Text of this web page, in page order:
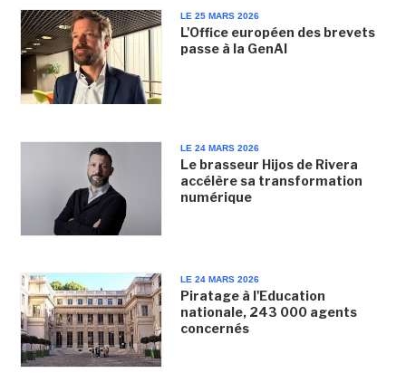
LE 25 MARS 2026
L'Office européen des brevets
passe à la GenAI
LE 24 MARS 2026
Le brasseur Hijos de Rivera
accélère sa transformation
numérique
LE 24 MARS 2026
Piratage à l'Education
nationale, 243 000 agents
concernés